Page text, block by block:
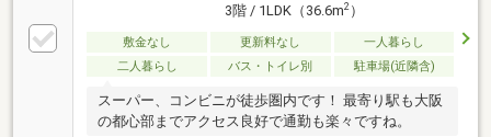
3階 / 1LDK（36.6m2）
敷金なし 更新料なし
一人暮らし
二人暮らし
バス・トイレ別 駐車場(近隣含)
スーパー、コンビニが徒歩圏内です！ 最寄り駅も大阪
の都心部までアクセス良好で通勤も楽々ですね。